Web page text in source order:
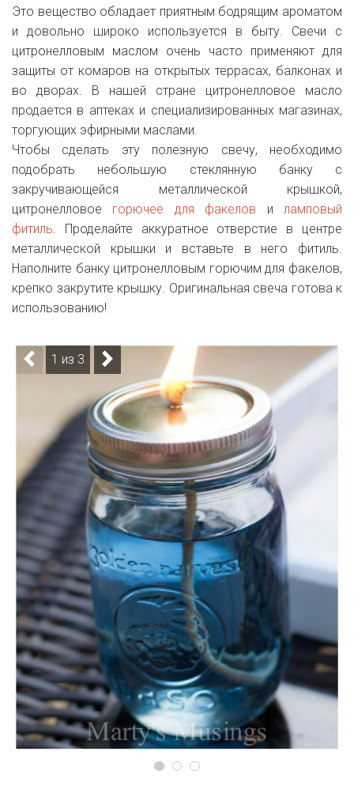
Это вещество обладает приятным бодрящим ароматом
и довольно широко используется в быту. Свечи с
цитронелловым маслом очень часто применяют для
защиты от комаров на открытых террасах, балконах и
во дворах. В нашей стране цитронелловое масло
продается в аптеках и специализированных магазинах,
торгующих эфирными маслами.
Чтобы сделать эту полезную свечу, необходимо
подобрать небольшую стеклянную банку с
закручивающейся металлической крышкой,
цитронелловое горючее для факелов и ламповый
фитиль . Проделайте аккуратное отверстие в центре
металлической крышки и вставьте в него фитиль.
Наполните банку цитронелловым горючим для факелов,
крепко закрутите крышку. Оригинальная свеча готова к
использованию!
1 из 3